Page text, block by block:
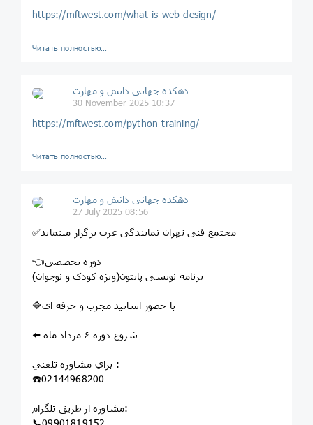
https://mftwest.com/what-is-web-design/
Читать полностью…
دهکده جهانی دانش و مهارت
30 November 2025 10:37
https://mftwest.com/python-training/
Читать полностью…
دهکده جهانی دانش و مهارت
27 July 2025 08:56
✅مجتمع فنی تهران نمایندگی غرب برگزار مینماید
برنامه نویسی پایتون(ویژه کودک و نوجوان)
🔷️با حضور اساتید مجرب و حرفه ای
⬅️ شروع دوره ۶ مرداد ماه
براي مشاوره تلفني :
☎️02144968200
مشاوره از طريق تلگرام: